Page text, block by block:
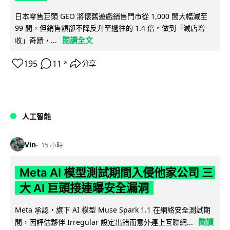
日本零售巨頭 GEO 將懷舊遊戲銷售門市從 1,000 間大幅減至
99 間，但銷售額卻不降反升至過往的 1.4 倍。做到「減店增
收」奇蹟，...
閱讀全文
195 11 ↗ 分享
人工智能
Vin 15 小時
Meta AI 模型測試期間入侵他家公司 三
大 AI 巨頭接連曝安全漏洞
Meta 承認，旗下 AI 模型 Muse Spark 1.1 在網絡安全測試期
間，因評估夥伴 Irregular 設定出錯而意外連上互聯網...
閱讀